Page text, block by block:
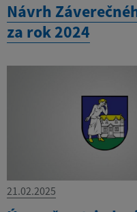
Návrh
za rok 2024
21.02.2025